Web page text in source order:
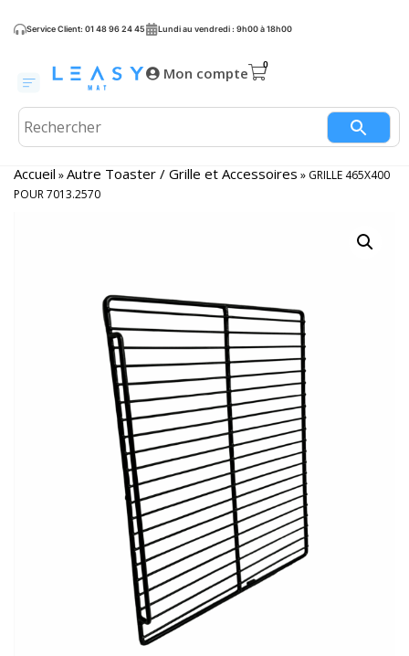
Service Client: 01 48 96 24 45 Lundi au vendredi : 9h00 à 18h00
Mon compte
Accueil »Autre Toaster / Grille et Accessoires » GRILLE 465X400
POUR 7013.2570